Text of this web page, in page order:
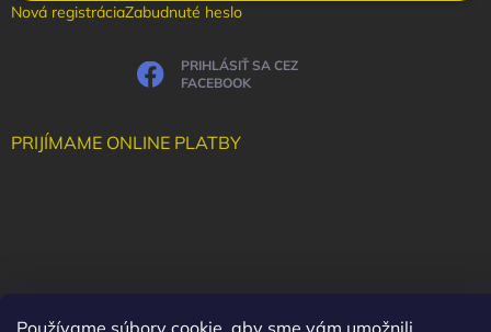
Používame súbory cookie, aby sme vám umožnili
Nová registráciaZabudnuté heslo
PRIHLÁSIŤ SA CEZ
FACEBOOK
PRIJÍMAME ONLINE PLATBY